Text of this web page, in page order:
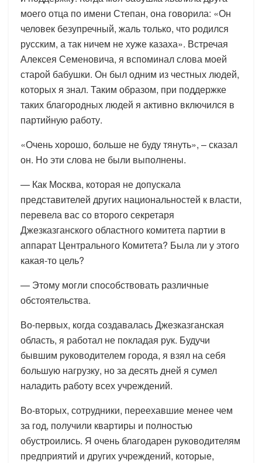
моего отца по имени Степан, она говорила: «Он
человек безупречный, жаль только, что родился
русским, а так ничем не хуже казаха». Встречая
Алексея Семеновича, я вспоминал слова моей
старой бабушки. Он был одним из честных людей,
которых я знал. Таким образом, при поддержке
таких благородных людей я активно включился в
партийную работу.
«Очень хорошо, больше не буду тянуть», – сказал
он. Но эти слова не были выполнены.
— Как Москва, которая не допускала
представителей других национальностей к власти,
перевела вас со второго секретаря
Джезказганского областного комитета партии в
аппарат Центрального Комитета? Была ли у этого
какая-то цель?
— Этому могли способствовать различные
обстоятельства.
Во-первых, когда создавалась Джезказганская
область, я работал не покладая рук. Будучи
бывшим руководителем города, я взял на себя
большую нагрузку, но за десять дней я сумел
наладить работу всех учреждений.
Во-вторых, сотрудники, переехавшие менее чем
за год, получили квартиры и полностью
обустроились. Я очень благодарен руководителям
предприятий и других учреждений, которые,